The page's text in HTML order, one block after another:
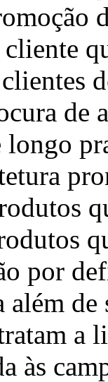
cliente
de
por
além
a
às